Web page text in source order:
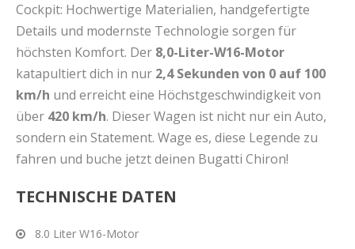
Cockpit: Hochwertige Materialien, handgefertigte
Details und modernste Technologie sorgen für
höchsten Komfort. Der 8,0-Liter-W16-Motor
katapultiert dich in nur 2,4 Sekunden von 0 auf 100
km/h und erreicht eine Höchstgeschwindigkeit von
über 420 km/h. Dieser Wagen ist nicht nur ein Auto,
sondern ein Statement. Wage es, diese Legende zu
fahren und buche jetzt deinen Bugatti Chiron!
TECHNISCHE DATEN
8.0 Liter W16-Motor